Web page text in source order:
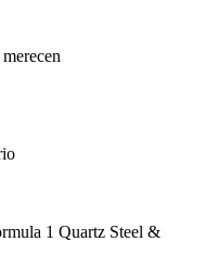
1 Quartz Steel &